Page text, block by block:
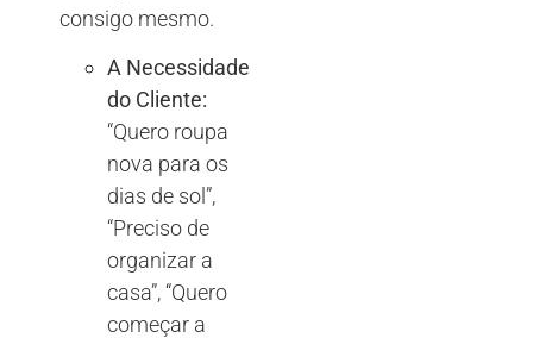
consigo mesmo.
A Necessidade
do Cliente:
“Quero roupa
nova para os
dias de sol”,
“Preciso de
organizar a
casa”, “Quero
começar a